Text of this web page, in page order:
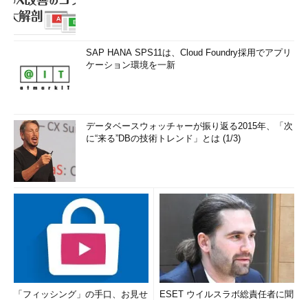
SAP HANA SPS11は、Cloud Foundry採用でアプリ
ケーション環境を一新
データベースウォッチャーが振り返る2015年、「次
に“来る”DBの技術トレンド」とは (1/3)
「フィッシング」の手口、お見せ
ESET ウイルスラボ総責任者に聞